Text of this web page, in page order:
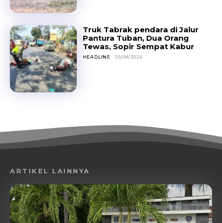
Truk Tabrak pendara di Jalur
Pantura Tuban, Dua Orang
Tewas, Sopir Sempat Kabur
HEADLINE 05/08/2026
ARTIKEL LAINNYA